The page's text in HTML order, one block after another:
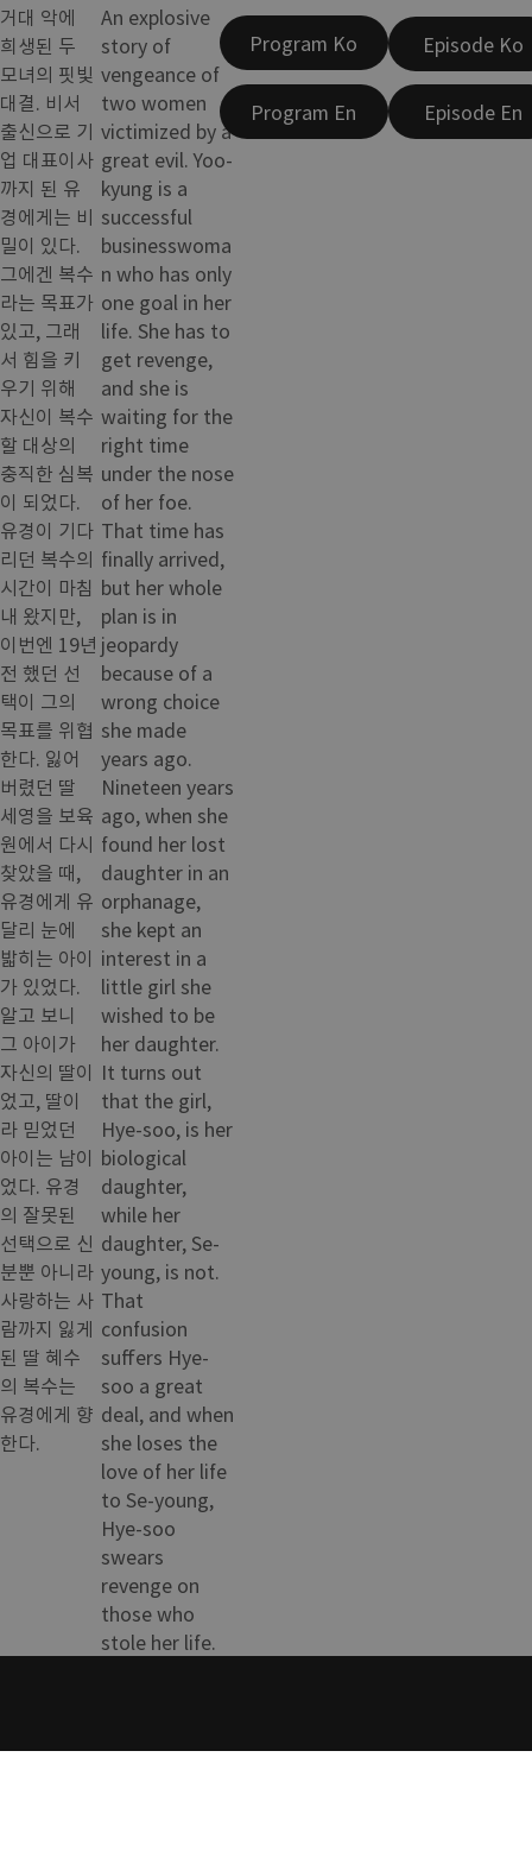
거대 악에
희생된 두
모녀의 핏빛
대결. 비서
출신으로 기
업 대표이사
까지 된 유
경에게는 비
밀이 있다.
그에겐 복수
라는 목표가
있고, 그래
서 힘을 키
우기 위해
자신이 복수
할 대상의
충직한 심복
이 되었다.
유경이 기다
리던 복수의
시간이 마침
내 왔지만,
이번엔 19년
전 했던 선
택이 그의
목표를 위협
한다. 잃어
버렸던 딸
세영을 보육
원에서 다시
찾았을 때,
유경에게 유
달리 눈에
밟히는 아이
가 있었다.
알고 보니
그 아이가
자신의 딸이
었고, 딸이
라 믿었던
아이는 남이
었다. 유경
의 잘못된
선택으로 신
분뿐 아니라
사랑하는 사
람까지 잃게
된 딸 혜수
의 복수는
유경에게 향
한다.
An explosive
story of
vengeance of
two women
victimized by a
great evil. Yoo-
kyung is a
successful
businesswoma
n who has only
one goal in her
life. She has to
get revenge,
and she is
waiting for the
right time
under the nose
of her foe.
That time has
finally arrived,
but her whole
plan is in
jeopardy
because of a
wrong choice
she made
years ago.
Nineteen years
ago, when she
found her lost
daughter in an
orphanage,
she kept an
interest in a
little girl she
wished to be
her daughter.
It turns out
that the girl,
Hye-soo, is her
biological
daughter,
while her
daughter, Se-
young, is not.
That
confusion
suffers Hye-
soo a great
deal, and when
she loses the
love of her life
to Se-young,
Hye-soo
swears
revenge on
those who
stole her life.
Program Ko
Program En
Episode Ko
Episode En